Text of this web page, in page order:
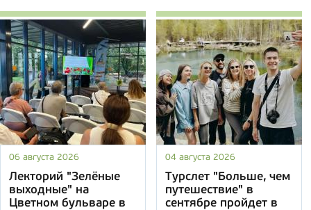
06 августа 2026
Лекторий "Зелёные
выходные" на
Цветном бульваре в
04 августа 2026
Турслет "Больше, чем
путешествие" в
сентябре пройдет в